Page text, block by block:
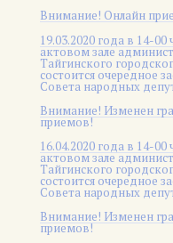
Внимание! Онлайн
19.03.2020 года в 14-00
актовом зале
Тайгинского
состоится очередное
Совета народных
Внимание! Изменен
приемов!
16.04.2020 года в 14-00
актовом зале
Тайгинского
состоится очередное
Совета народных
Внимание! Изменен
приемов!